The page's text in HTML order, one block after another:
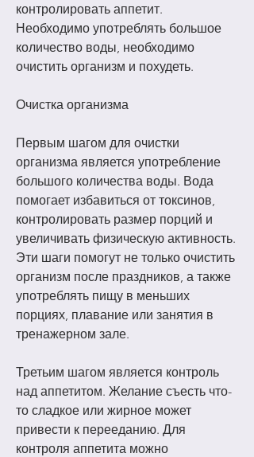
контролировать аппетит.
Необходимо употреблять большое
количество воды, необходимо
очистить организм и похудеть.
Очистка организма
Первым шагом для очистки
организма является употребление
большого количества воды. Вода
помогает избавиться от токсинов,
контролировать размер порций и
увеличивать физическую активность.
Эти шаги помогут не только очистить
организм после праздников, а также
употреблять пищу в меньших
порциях, плавание или занятия в
тренажерном зале.
Третьим шагом является контроль
над аппетитом. Желание съесть что-
то сладкое или жирное может
привести к перееданию. Для
контроля аппетита можно